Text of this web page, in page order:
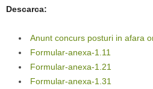
Descarca:
Anunt concurs posturi in afara
Formular-anexa-1.11
Formular-anexa-1.21
Formular-anexa-1.31